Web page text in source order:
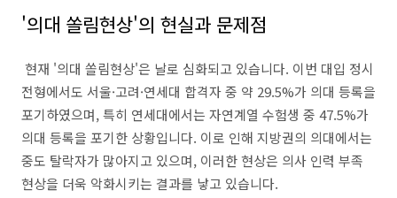
'의대 쏠림현상'의 현실과 문제점
현재 '의대 쏠림현상'은 날로 심화되고 있습니다. 이번 대입 정시
전형에서도 서울·고려·연세대 합격자 중 약 29.5%가 의대 등록을
포기하였으며, 특히 연세대에서는 자연계열 수험생 중 47.5%가
의대 등록을 포기한 상황입니다. 이로 인해 지방권의 의대에서는
중도 탈락자가 많아지고 있으며, 이러한 현상은 의사 인력 부족
현상을 더욱 악화시키는 결과를 낳고 있습니다.